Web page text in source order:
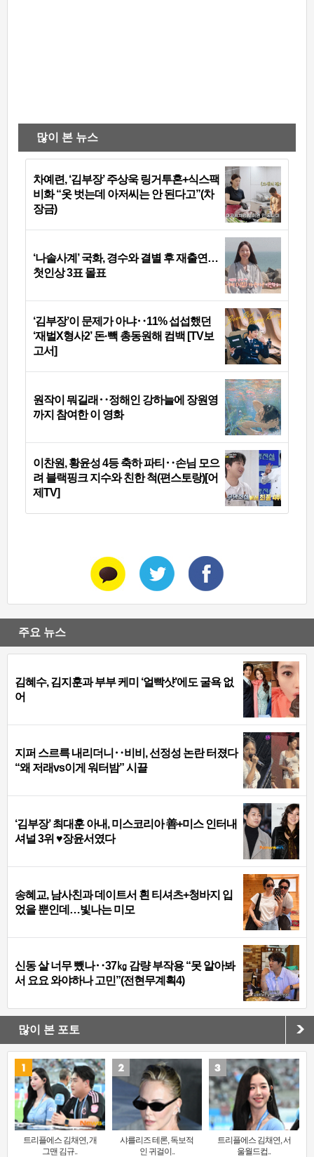
많이 본 뉴스
차예련, ‘김부장’ 주상욱 링거투혼+식스팩
비화 “옷 벗는데 아저씨는 안 된다고”(차
장금)
‘나솔사계’ 국화, 경수와 결별 후 재출연…
첫인상 3표 몰표
‘김부장’이 문제가 아냐‥11% 섭섭했던
‘재벌X형사2’ 돈·빽 총동원해 컴백 [TV보
고서]
원작이 뭐길래‥정해인 강하늘에 장원영
까지 참여한 이 영화
이찬원, 황윤성 4등 축하 파티‥손님 모으
려 블랙핑크 지수와 친한 척(편스토랑)[어
제TV]
주요 뉴스
김혜수, 김지훈과 부부 케미 ‘얼빡샷’에도 굴욕 없
어
지퍼 스르륵 내리더니‥비비, 선정성 논란 터졌다
“왜 저래vs이게 워터밤” 시끌
‘김부장’ 최대훈 아내, 미스코리아 善+미스 인터내
셔널 3위 ♥장윤서였다
송혜교, 남사친과 데이트서 흰 티셔츠+청바지 입
었을 뿐인데…빛나는 미모
신동 살 너무 뺐나‥37㎏ 감량 부작용 “못 알아봐
서 요요 와야하나 고민”(전현무계획4)
많이 본 포토
트리플에스 김채연, 개
그맨 김규..
샤를리즈 테론, 독보적
인 귀걸이..
트리플에스 김채연, 서
울월드컵..